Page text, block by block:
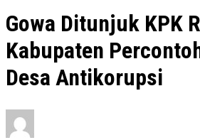
Gowa Ditunjuk KPK
Kabupaten
Desa Antikorupsi